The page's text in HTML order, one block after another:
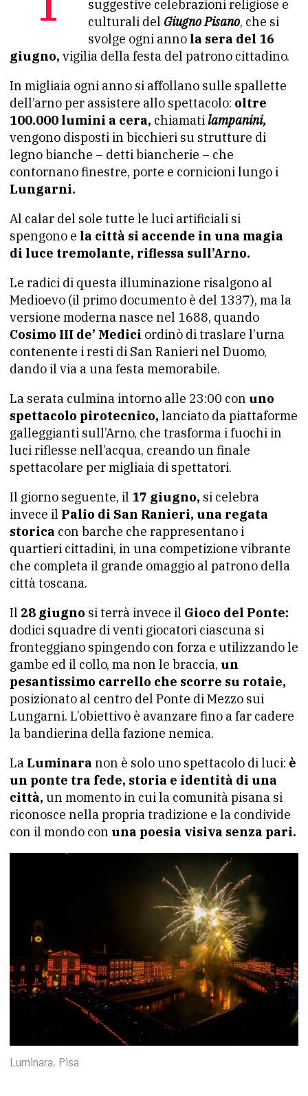
suggestive celebrazioni religiose e
culturali del Giugno Pisano, che si
svolge ogni anno la sera del 16
giugno, vigilia della festa del patrono cittadino.
In migliaia ogni anno si affollano sulle spallette
dell’arno per assistere allo spettacolo: oltre
100.000 lumini a cera, chiamatilampanini,
vengono disposti in bicchieri su strutture di
legno bianche – detti biancherie – che
contornano finestre, porte e cornicioni lungo i
Lungarni.
Al calar del sole tutte le luci artificiali si
spengono e la città si accende in una magia
di luce tremolante, riflessa sull’Arno.
Le radici di questa illuminazione risalgono al
Medioevo (il primo documento è del 1337), ma la
versione moderna nasce nel 1688, quando
Cosimo III de’ Medici ordinò di traslare l’urna
contenente i resti di San Ranieri nel Duomo,
dando il via a una festa memorabile.
La serata culmina intorno alle 23:00 con uno
spettacolo pirotecnico, lanciato da piattaforme
galleggianti sull’Arno, che trasforma i fuochi in
luci riflesse nell’acqua, creando un finale
spettacolare per migliaia di spettatori.
Il giorno seguente, il 17 giugno, si celebra
invece il Palio di San Ranieri, una regata
storica con barche che rappresentano i
quartieri cittadini, in una competizione vibrante
che completa il grande omaggio al patrono della
città toscana.
Il 28 giugno si terrà invece il Gioco del Ponte:
dodici squadre di venti giocatori ciascuna si
fronteggiano spingendo con forza e utilizzando le
gambe ed il collo, ma non le braccia, un
pesantissimo carrello che scorre su rotaie,
posizionato al centro del Ponte di Mezzo sui
Lungarni. L’obiettivo è avanzare fino a far cadere
la bandierina della fazione nemica.
La Luminara non è solo uno spettacolo di luci: è
un ponte tra fede, storia e identità di una
città, un momento in cui la comunità pisana si
riconosce nella propria tradizione e la condivide
con il mondo con una poesia visiva senza pari.
Luminara, Pisa